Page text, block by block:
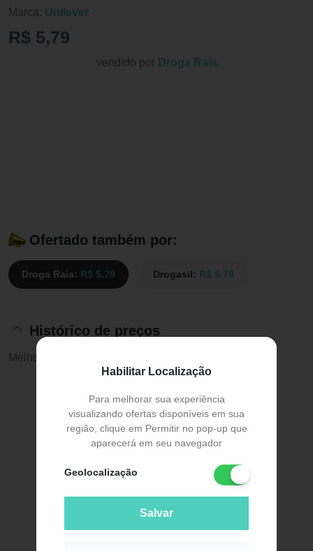
Habilitar Localização
Para melhorar sua experiência
visualizando ofertas disponíveis em sua
região, clique em Permitir no pop-up que
aparecerá em seu navegador
Geolocalização
Salvar
Marca: Unilever
R$ 5,79
vendido por Droga Raia
Ofertado também por:
Droga Raia: R$ 5,79 Drogasil: R$ 5,79
Histórico de preços
Melhor preço: